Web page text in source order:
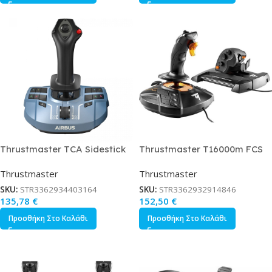
Thrustmaster TCA Sidestick
PC / Xbox Series X/S
Thrustmaster
SKU: STR3362934403164
135,78 €
Προσθήκη Στο Καλάθι
Thrustmaster T16000m FCS
Συμβατό με PC
Thrustmaster
SKU: STR3362932914846
152,50 €
Προσθήκη Στο Καλάθι